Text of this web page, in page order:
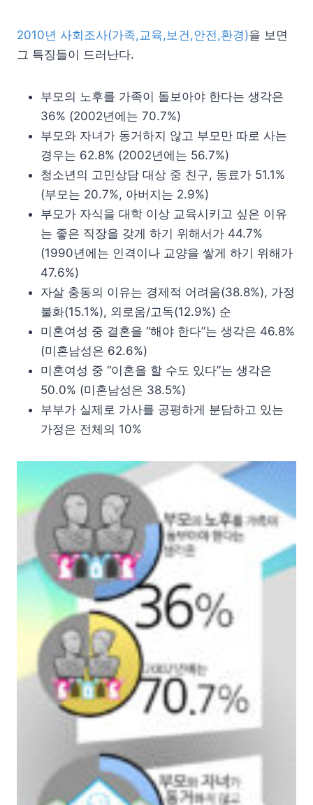
2010년 사회조사(가족,교육,보건,안전,환경)을 보면
그 특징들이 드러난다.
부모의 노후를 가족이 돌보아야 한다는 생각은
36% (2002년에는 70.7%)
부모와 자녀가 동거하지 않고 부모만 따로 사는
경우는 62.8% (2002년에는 56.7%)
청소년의 고민상담 대상 중 친구, 동료가 51.1%
(부모는 20.7%, 아버지는 2.9%)
부모가 자식을 대학 이상 교육시키고 싶은 이유
는 좋은 직장을 갖게 하기 위해서가 44.7%
(1990년에는 인격이나 교양을 쌓게 하기 위해가
47.6%)
자살 충동의 이유는 경제적 어려움(38.8%), 가정
불화(15.1%), 외로움/고독(12.9%) 순
미혼여성 중 결혼을 “해야 한다”는 생각은 46.8%
(미혼남성은 62.6%)
미혼여성 중 “이혼을 할 수도 있다”는 생각은
50.0% (미혼남성은 38.5%)
부부가 실제로 가사를 공평하게 분담하고 있는
가정은 전체의 10%